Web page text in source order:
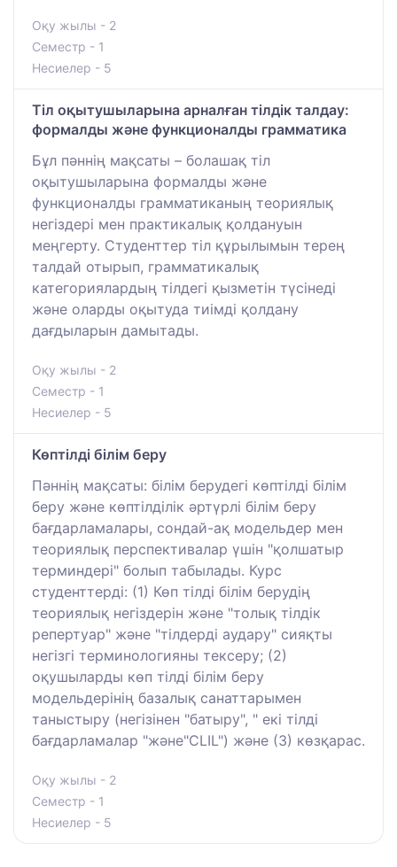
Оқу жылы - 2
Семестр - 1
Несиелер - 5
Тіл оқытушыларына арналған тілдік талдау:
формалды және функционалды грамматика
Бұл пәннің мақсаты – болашақ тіл
оқытушыларына формалды және
функционалды грамматиканың теориялық
негіздері мен практикалық қолдануын
меңгерту. Студенттер тіл құрылымын терең
талдай отырып, грамматикалық
категориялардың тілдегі қызметін түсінеді
және оларды оқытуда тиімді қолдану
дағдыларын дамытады.
Оқу жылы - 2
Семестр - 1
Несиелер - 5
Көптілді білім беру
Пәннің мақсаты: білім берудегі көптілді білім
беру және көптілділік әртүрлі білім беру
бағдарламалары, сондай-ақ модельдер мен
теориялық перспективалар үшін "қолшатыр
терминдері" болып табылады. Курс
студенттерді: (1) Көп тілді білім берудің
теориялық негіздерін және "толық тілдік
репертуар" және "тілдерді аудару" сияқты
негізгі терминологияны тексеру; (2)
оқушыларды көп тілді білім беру
модельдерінің базалық санаттарымен
таныстыру (негізінен "батыру", " екі тілді
бағдарламалар "және"CLIL") және (3) көзқарас.
Оқу жылы - 2
Семестр - 1
Несиелер - 5